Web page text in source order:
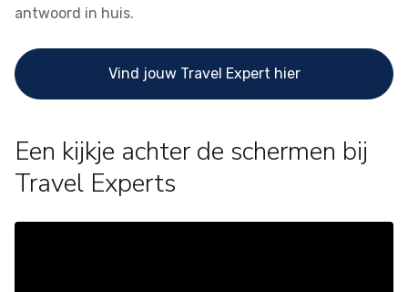
antwoord in huis.
Vind jouw Travel Expert hier
Een kijkje achter de schermen bij
Travel Experts